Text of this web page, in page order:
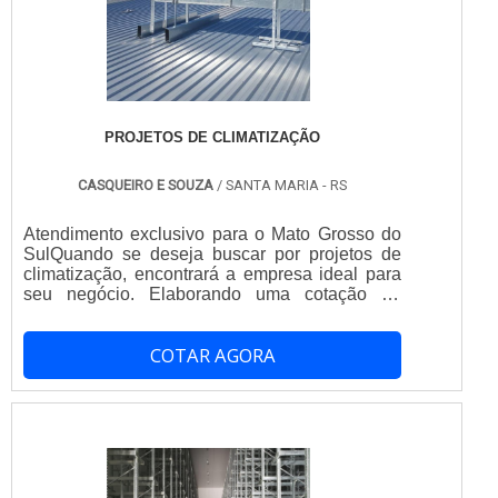
PROJETOS DE CLIMATIZAÇÃO
CASQUEIRO E SOUZA / SANTA MARIA - RS
Atendimento exclusivo para o Mato Grosso do
SulQuando se deseja buscar por projetos de
climatização, encontrará a empresa ideal para
seu negócio. Elaborando uma cotação na
descobrindo a melhor referência em
qualidade.MAIS DETALHES SOBRE
PROJETOS DE CLIMATIZAÇÃOSe alguém
procurar por projetos de climatização segura,
de cozinhas industriais e conserto de câmaras
frigoríficas, garantindo a satisfação da venda à
entrega final, com foco total na qualidade.Há
COTAR AGORA